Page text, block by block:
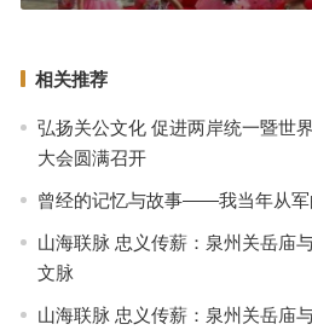
相关推荐
弘扬关公文化 促进两岸统一暨世
大会圆满召开
曾经的记忆与故事——我当年从军
山海联脉 忠义传薪：泉州关岳庙
文脉
山海联脉 忠义传薪：泉州关岳庙